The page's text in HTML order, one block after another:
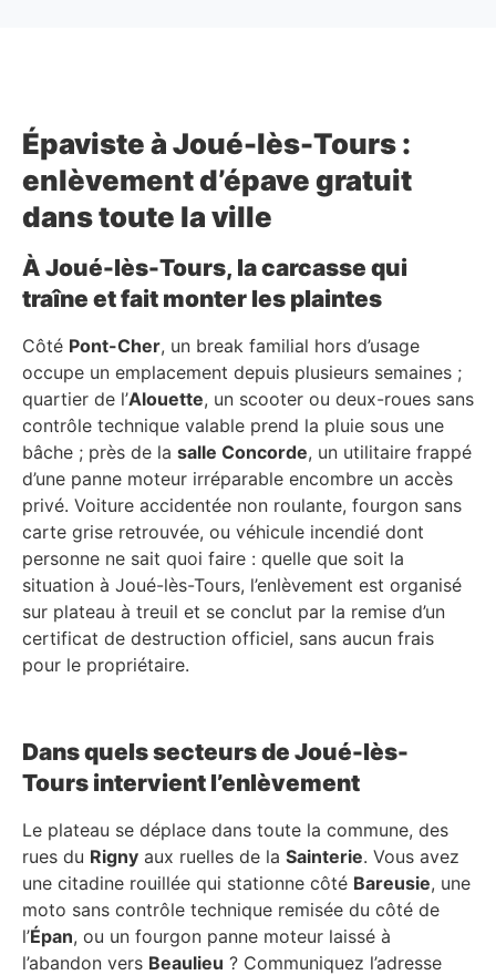
Épaviste à Joué-lès-Tours :
enlèvement d’épave gratuit
dans toute la ville
À Joué-lès-Tours, la carcasse qui
traîne et fait monter les plaintes
Côté Pont-Cher, un break familial hors d’usage
occupe un emplacement depuis plusieurs semaines ;
quartier de l’Alouette, un scooter ou deux-roues sans
contrôle technique valable prend la pluie sous une
bâche ; près de la salle Concorde, un utilitaire frappé
d’une panne moteur irréparable encombre un accès
privé. Voiture accidentée non roulante, fourgon sans
carte grise retrouvée, ou véhicule incendié dont
personne ne sait quoi faire : quelle que soit la
situation à Joué-lès-Tours, l’enlèvement est organisé
sur plateau à treuil et se conclut par la remise d’un
certificat de destruction officiel, sans aucun frais
pour le propriétaire.
Dans quels secteurs de Joué-lès-
Tours intervient l’enlèvement
Le plateau se déplace dans toute la commune, des
rues du Rigny aux ruelles de la Sainterie. Vous avez
une citadine rouillée qui stationne côté Bareusie, une
moto sans contrôle technique remisée du côté de
l’Épan, ou un fourgon panne moteur laissé à
l’abandon vers Beaulieu ? Communiquez l’adresse